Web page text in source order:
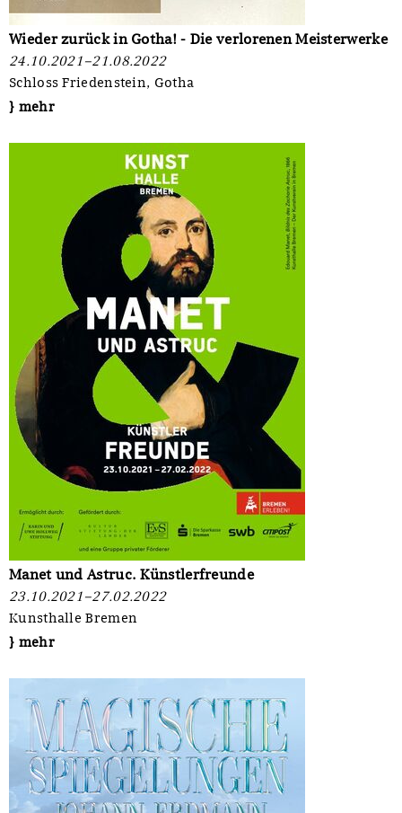
Wieder zurück in Gotha! - Die verlorenen Meisterwerke
24.10.2021–21.08.2022
Schloss Friedenstein, Gotha
} mehr
Manet und Astruc. Künstlerfreunde
23.10.2021–27.02.2022
Kunsthalle Bremen
} mehr